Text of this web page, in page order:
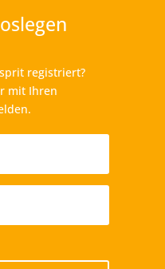
registriert?
mit Ihren